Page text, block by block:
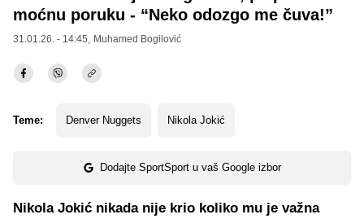
moćnu poruku - “Neko odozgo me čuva!”
31.01.26. - 14:45, Muhamed Bogilović
Teme: Denver Nuggets Nikola Jokić
Dodajte SportSport u vaš Google izbor
Nikola Jokić nikada nije krio koliko mu je važna